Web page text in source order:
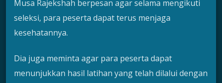
Musa Rajekshah berpesan agar selama mengikuti
seleksi, para peserta dapat terus menjaga
kesehatannya.
Dia juga meminta agar para peserta dapat
menunjukkan hasil latihan yang telah dilalui dengan